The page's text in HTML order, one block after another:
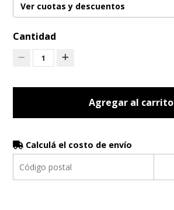
Ver cuotas y descuentos
Cantidad
1
Agregar al carrito
Calculá el costo de envío